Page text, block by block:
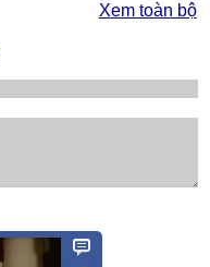
Xem toàn bộ